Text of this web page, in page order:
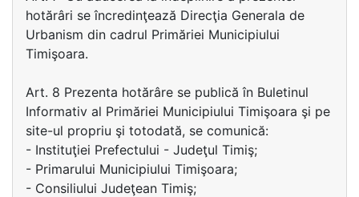
hotărâri se încredinţează Direcţia Generala de
Urbanism din cadrul Primăriei Municipiului
Timişoara.
Art. 8 Prezenta hotărâre se publică în Buletinul
Informativ al Primăriei Municipiului Timişoara şi pe
site-ul propriu şi totodată, se comunică:
- Instituţiei Prefectului - Judeţul Timiş;
- Primarului Municipiului Timişoara;
- Consiliului Judeţean Timiş;